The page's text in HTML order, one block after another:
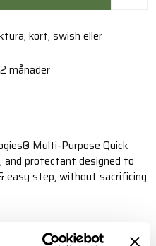
kort, swish eller
månader
Multi-Purpose Quick
and protectant designed to
easy step, without sacrificing